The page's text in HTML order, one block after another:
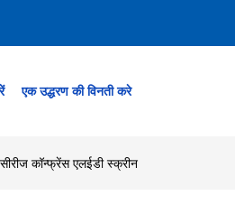
एक उद्धरण की विनती करे
कॉन्फ्रेंस एलईडी स्क्रीन